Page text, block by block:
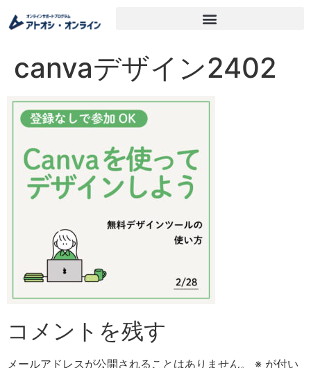
canvaデザイン2402
コメントを残す
メールアドレスが公開されることはありません。 ※ が付い